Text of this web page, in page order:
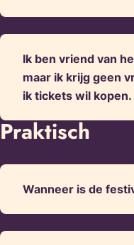
Ik ben vriend van
maar ik krijg geen
ik tickets wil kopen.
Praktisch
Wanneer is de